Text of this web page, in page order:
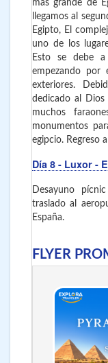
más grande de
llegamos al
Egipto, El
uno de los
Esto se debe
empezando por
exteriores.
dedicado al
muchos
monumentos
egipcio. Regreso
Día 8 - Luxor -
Desayuno
traslado al
España.
FLYER